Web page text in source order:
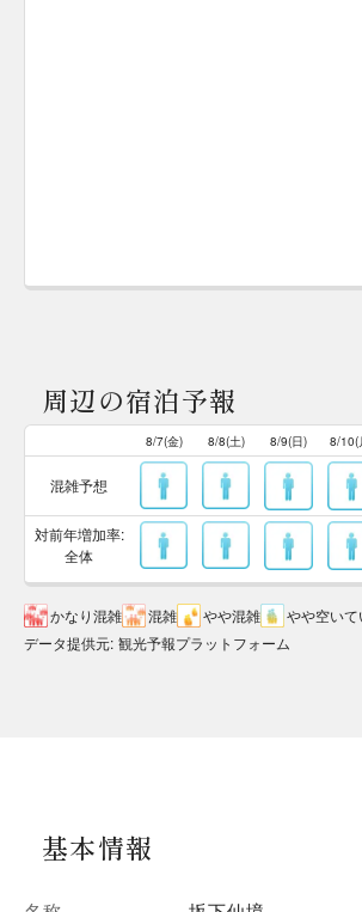
周辺の宿泊予報
8/7(金) 8/8(土) 8/9(日) 8/10(
混雑予想
対前年増加率:
全体
かなり混雑 混雑 やや混雑 やや空いて
データ提供元: 観光予報プラットフォーム
基本情報